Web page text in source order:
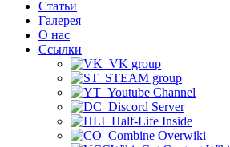
Статьи
Галерея
О нас
Ссылки
VK group
STEAM group
Youtube Channel
Discord Server
Half-Life Inside
Combine Overwiki